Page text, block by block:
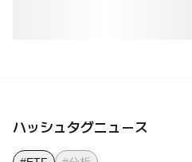
ハッシュタグニュース